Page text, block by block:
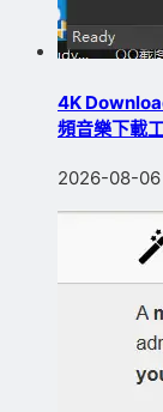
4K
頻音樂下載
2026-08-06